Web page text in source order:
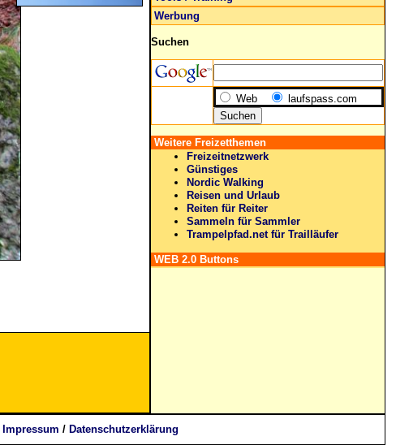
Werbung
Suchen
Web laufspass.com
Weitere Freizetthemen
Freizeitnetzwerk
Günstiges
Nordic Walking
Reisen und Urlaub
Reiten für Reiter
Sammeln für Sammler
Trampelpfad.net für Trailläufer
WEB 2.0 Buttons
Impressum / Datenschutzerklärung